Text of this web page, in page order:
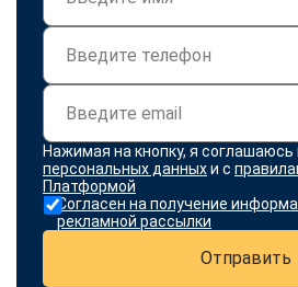
Нажимая на кнопку, я соглашаюсь
персональных данныхи с
Платформой
Согласен на получение
рекламной рассылки
Отправить
Max